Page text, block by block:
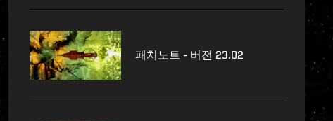
패치노트 - 버전 23.02